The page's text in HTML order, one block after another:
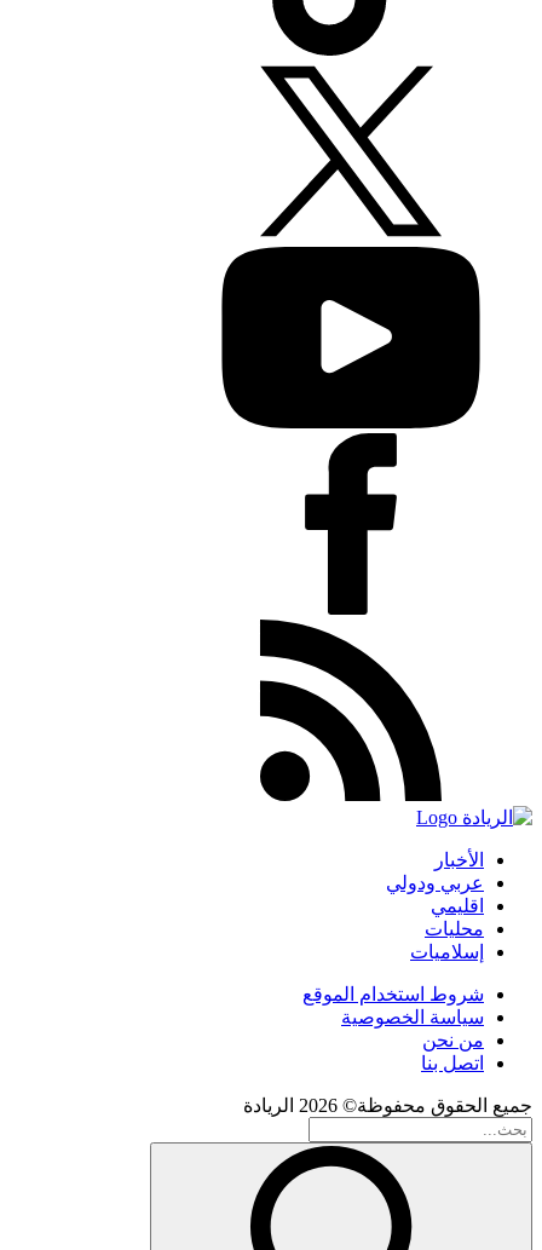
الأخبار
عربي ودولي
اقليمي
محليات
إسلاميات
شروط استخدام الموقع
سياسة الخصوصية
من نحن
اتصل بنا
جميع الحقوق محفوظة© 2026 الريادة